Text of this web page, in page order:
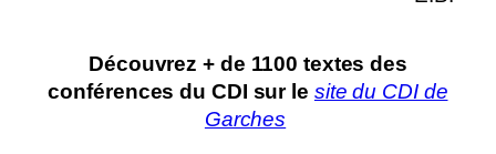
Découvrez + de 1100 textes des
conférences du CDI sur le site du CDI de
Garches